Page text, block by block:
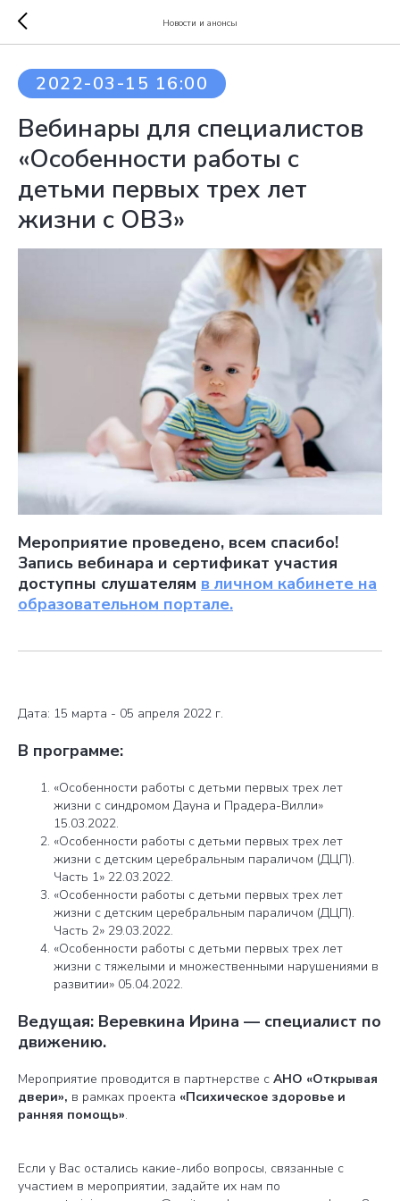
Новости и анонсы
2022-03-15 16:00
Вебинары для специалистов
«Особенности работы с
детьми первых трех лет
жизни с ОВЗ»
Мероприятие проведено, всем спасибо!
Запись вебинара и сертификат участия
доступны слушателям в личном кабинете на
образовательном портале.
Дата: 15 марта - 05 апреля 2022 г.
В программе:
«Особенности работы с детьми первых трех лет
жизни с синдромом Дауна и Прадера-Вилли»
15.03.2022.
«Особенности работы с детьми первых трех лет
жизни с детским церебральным параличом (ДЦП).
Часть 1» 22.03.2022.
«Особенности работы с детьми первых трех лет
жизни с детским церебральным параличом (ДЦП).
Часть 2» 29.03.2022.
«Особенности работы с детьми первых трех лет
жизни с тяжелыми и множественными нарушениями в
развитии» 05.04.2022.
Ведущая: Веревкина Ирина — специалист по
движению.
Мероприятие проводится в партнерстве с АНО «Открывая
двери», в рамках проекта «Психическое здоровье и
ранняя помощь».
Если у Вас остались какие-либо вопросы, связанные с
участием в мероприятии, задайте их нам по